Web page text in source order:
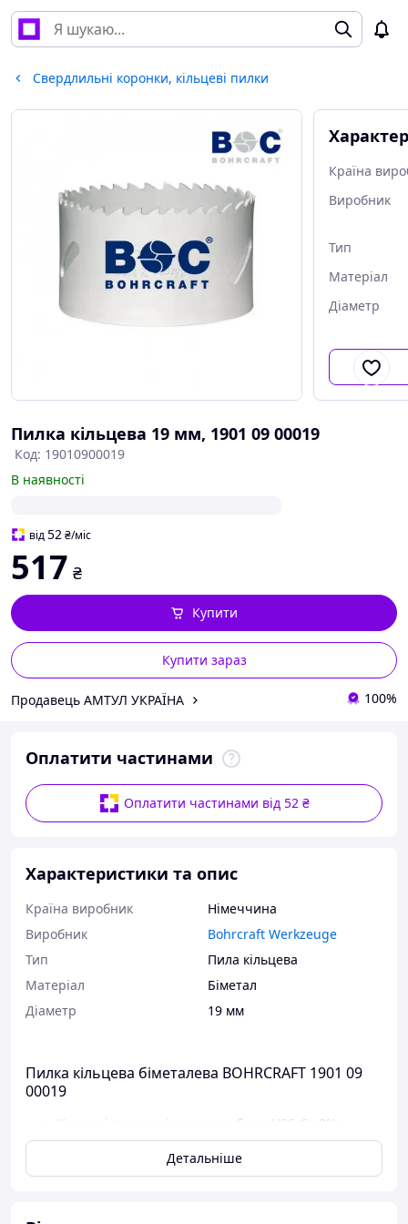
Свердлильні коронки, кільцеві пилки
Країна
Виробник
Тип
Матеріал
Діаметр
Пилка кільцева 19 мм, 1901 09 00019
Код: 19010900019
В наявності
від52₴/міс
517 ₴
Купити зараз
Купити
Продавець АМТУЛ УКРАЇНА 100%
Оплатити частинами
Оплатити частинами від 52 ₴
Характеристики та опис
Країна виробник
Німеччина
Виробник
Bohrcraft Werkzeuge
Тип
Пила кільцева
Матеріал
Біметал
Діаметр
19 мм
Пилка кільцева біметалева BOHRCRAFT 1901 09
00019
Кільцеві пили с ріжучими зубами HSS-Co 8% з
біметалевої сталі M42,
ріжучі зубці зі змінним кроком для зменшення
вібрації, більш плавного
Детальніше